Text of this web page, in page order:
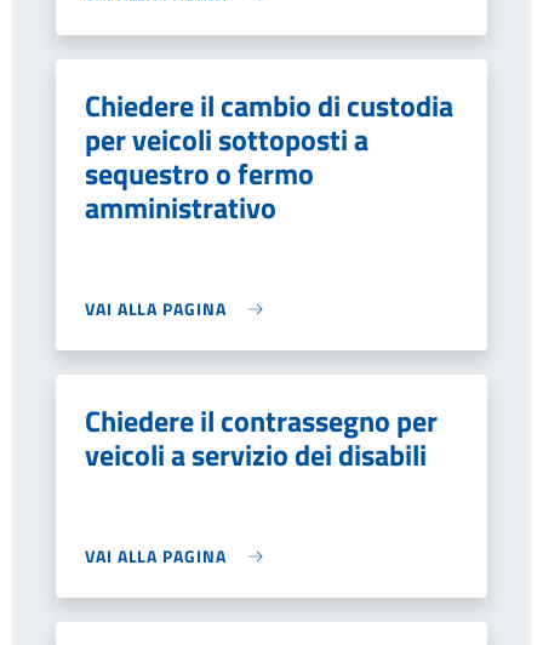
Chiedere il cambio di custodia
per veicoli sottoposti a
sequestro o fermo
amministrativo
VAI ALLA PAGINA
Chiedere il contrassegno per
veicoli a servizio dei disabili
VAI ALLA PAGINA